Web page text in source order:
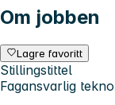
Om jobben
Lagre favoritt
Stillingstittel
Fagansvarlig